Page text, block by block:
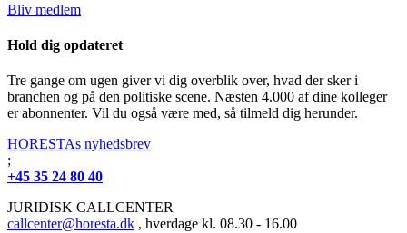
Bliv medlem
Hold dig opdateret
Tre gange om ugen giver vi dig overblik over, hvad der sker i
branchen og på den politiske scene. Næsten 4.000 af dine kolleger
er abonnenter. Vil du også være med, så tilmeld dig herunder.
HORESTAs nyhedsbrev
;
+45 35 24 80 40
JURIDISK CALLCENTER
callcenter@horesta.dk , hverdage kl. 08.30 - 16.00